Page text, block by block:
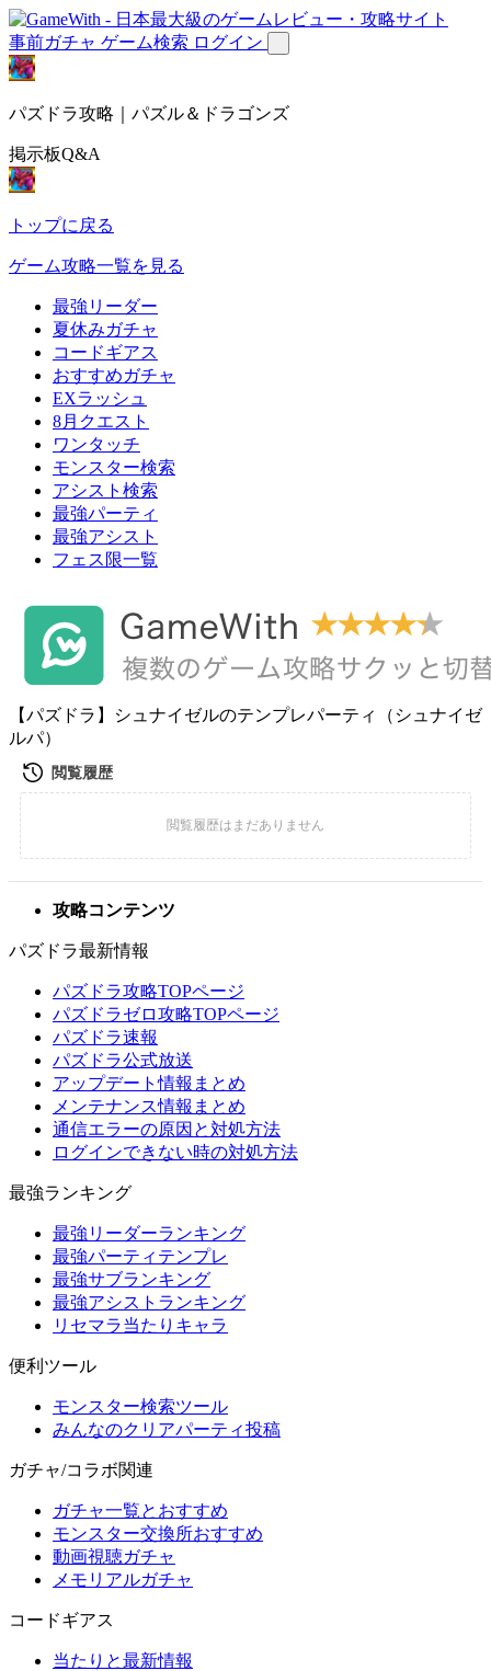
事前ガチャ ゲーム検索 ログイン
パズドラ攻略｜パズル＆ドラゴンズ
掲示板Q&A
トップに戻る
ゲーム攻略一覧を見る
最強リーダー
夏休みガチャ
コードギアス
おすすめガチャ
EXラッシュ
8月クエスト
ワンタッチ
モンスター検索
アシスト検索
最強パーティ
最強アシスト
フェス限一覧
【パズドラ】シュナイゼルのテンプレパーティ（シュナイゼ
ルパ）
攻略コンテンツ
パズドラ最新情報
パズドラ攻略TOPページ
パズドラゼロ攻略TOPページ
パズドラ速報
パズドラ公式放送
アップデート情報まとめ
メンテナンス情報まとめ
通信エラーの原因と対処方法
ログインできない時の対処方法
最強ランキング
最強リーダーランキング
最強パーティテンプレ
最強サブランキング
最強アシストランキング
リセマラ当たりキャラ
便利ツール
モンスター検索ツール
みんなのクリアパーティ投稿
ガチャ/コラボ関連
ガチャ一覧とおすすめ
モンスター交換所おすすめ
動画視聴ガチャ
メモリアルガチャ
コードギアス
当たりと最新情報